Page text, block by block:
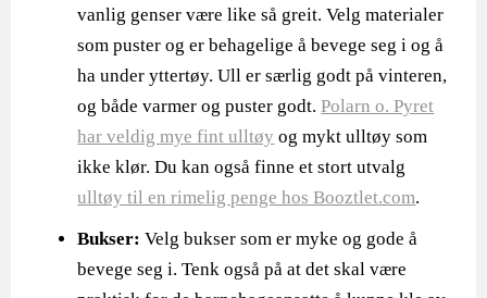
vanlig genser være like så greit. Velg materialer
som puster og er behagelige å bevege seg i og å
ha under yttertøy. Ull er særlig godt på vinteren,
og både varmer og puster godt.Polarn o. Pyret
har veldig mye fint ulltøy og mykt ulltøy som
ikke klør. Du kan også finne et stort utvalg
ulltøy til en rimelig penge hos Booztlet.com.
Bukser:Velg bukser som er myke og gode å
bevege seg i. Tenk også på at det skal være